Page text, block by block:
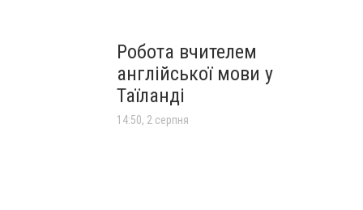
Робота вчителем
англійської мови у
Таїланді
14:50, 2 серпня